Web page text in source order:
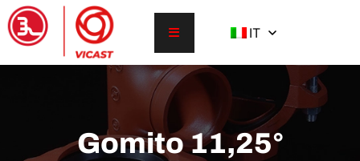
IT
Gomito 11,25°